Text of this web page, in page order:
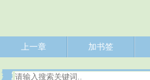
上一章 加书签